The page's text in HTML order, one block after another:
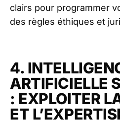
clairs pour programmer
des règles éthiques et
4.
ARTIFICIELLE
: EXPLOITER
ET